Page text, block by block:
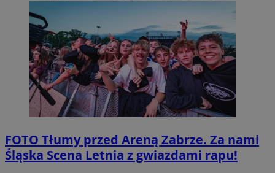
FOTO Tłumy przed Areną Zabrze. Za nami
Śląska Scena Letnia z gwiazdami rapu!